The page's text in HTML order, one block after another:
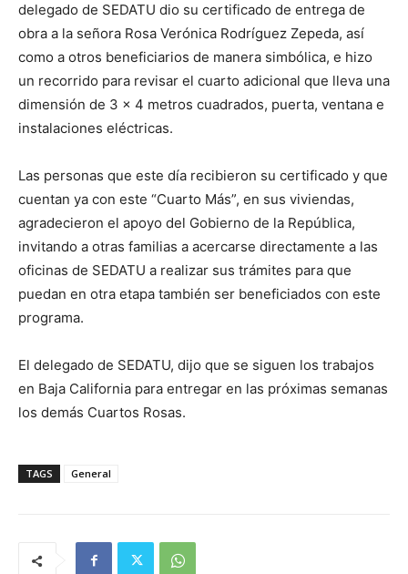
delegado de SEDATU dio su certificado de entrega de
obra a la señora Rosa Verónica Rodríguez Zepeda, así
como a otros beneficiarios de manera simbólica, e hizo
un recorrido para revisar el cuarto adicional que lleva una
dimensión de 3 x 4 metros cuadrados, puerta, ventana e
instalaciones eléctricas.
Las personas que este día recibieron su certificado y que
cuentan ya con este “Cuarto Más”, en sus viviendas,
agradecieron el apoyo del Gobierno de la República,
invitando a otras familias a acercarse directamente a las
oficinas de SEDATU a realizar sus trámites para que
puedan en otra etapa también ser beneficiados con este
programa.
El delegado de SEDATU, dijo que se siguen los trabajos
en Baja California para entregar en las próximas semanas
los demás Cuartos Rosas.
TAGS General